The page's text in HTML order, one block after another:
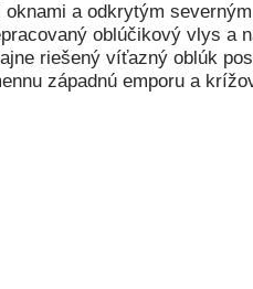
a odkrytým
oblúčikový vlys a
riešený víťazný oblúk
západnú emporu a